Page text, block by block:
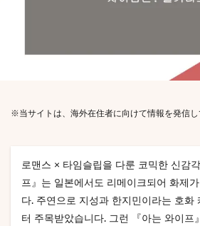
※当サイトは、海外在住者に向けて情報を発信し
로맨스 × 타임슬립을 다룬 코믹한 신감
프』는 일본에서도 리메이크되어 화제
다. 주연으로 지성과 한지민이라는 호화
터 주목받았습니다. 그런 『아는 와이프